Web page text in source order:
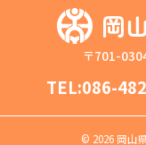
岡
〒701-
TEL:086-
© 2026 岡山